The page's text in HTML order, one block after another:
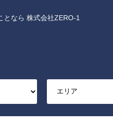
となら 株式会社ZERO-1